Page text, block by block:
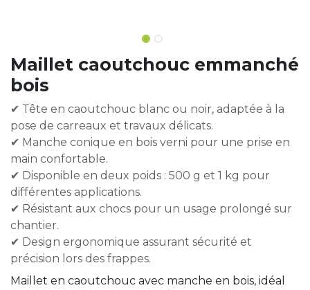
Maillet caoutchouc emmanché
bois
✔ Tête en caoutchouc blanc ou noir, adaptée à la
pose de carreaux et travaux délicats.
✔ Manche conique en bois verni pour une prise en
main confortable.
✔ Disponible en deux poids : 500 g et 1 kg pour
différentes applications.
✔ Résistant aux chocs pour un usage prolongé sur
chantier.
✔ Design ergonomique assurant sécurité et
précision lors des frappes.
Maillet en caoutchouc avec manche en bois, idéal